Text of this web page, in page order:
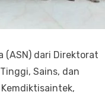
(ASN) dari Direktorat
Sains, dan